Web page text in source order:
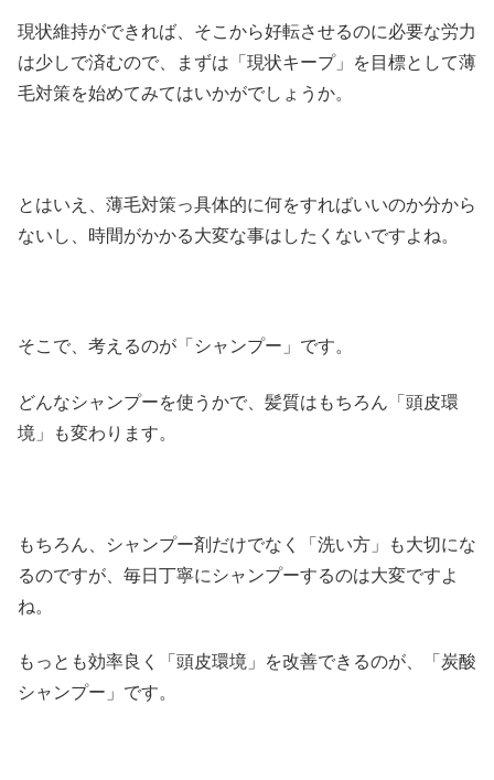
現状維持ができれば、そこから好転させるのに必要な労力
は少しで済むので、まずは「現状キープ」を目標として薄
毛対策を始めてみてはいかがでしょうか。
とはいえ、薄毛対策っ具体的に何をすればいいのか分から
ないし、時間がかかる大変な事はしたくないですよね。
そこで、考えるのが「シャンプー」です。
どんなシャンプーを使うかで、髪質はもちろん「頭皮環
境」も変わります。
もちろん、シャンプー剤だけでなく「洗い方」も大切にな
るのですが、毎日丁寧にシャンプーするのは大変ですよ
ね。
もっとも効率良く「頭皮環境」を改善できるのが、「炭酸
シャンプー」です。